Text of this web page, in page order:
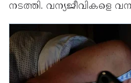
നടത്തി. വന്യജീവികളെ